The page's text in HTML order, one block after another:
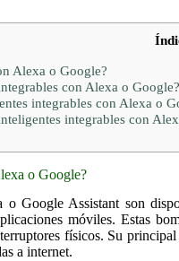
Alexa o Google?
con Alexa o Google?
integrables con Alexa o
integrables con
o Google?
o Google Assistant son
móviles. Estas
físicos. Su
a internet.